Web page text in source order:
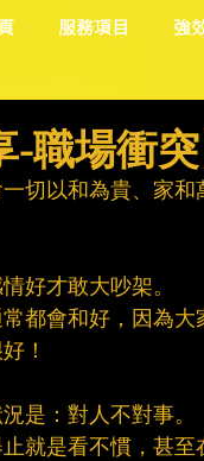
服務項目 強
-職場衝突
切以和為貴、家和
好才敢大吵架。
都會和好，因為
好！
是：對人不對事。
就是看不慣，甚